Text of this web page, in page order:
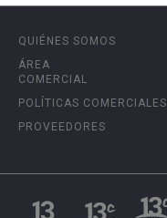
QUIÉNES SOMOS
ÁREA
COMERCIAL
POLÍTICAS COMERCIALES
PROVEEDORES